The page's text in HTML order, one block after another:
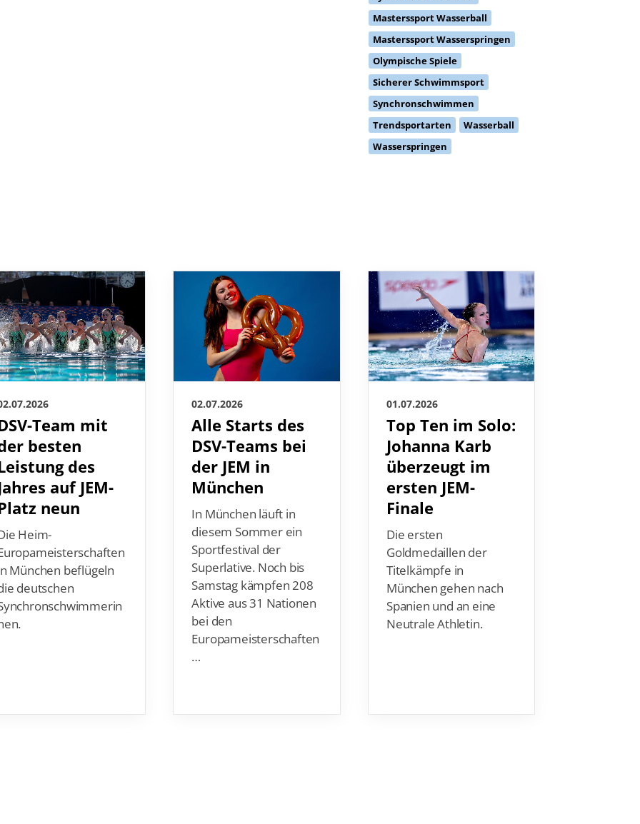
Masterssport Wasserball
Masterssport Wasserspringen
Olympische Spiele
Sicherer Schwimmsport
Synchronschwimmen
Trendsportarten
Wasserball
Wasserspringen
Team mit
besten
des
auf JEM-
neun
Heim-
München beflügeln
deutschen
02.07.2026
Alle Starts des
DSV-Teams bei
der JEM in
München
In München läuft in
diesem Sommer ein
Sportfestival der
Superlative. Noch bis
Samstag kämpfen 208
Aktive aus 31 Nationen
bei den
Europameisterschaften
…
01.07.2026
Top Ten im Solo:
Johanna Karb
überzeugt im
ersten JEM-
Finale
Die ersten
Goldmedaillen der
Titelkämpfe in
München gehen nach
Spanien und an eine
Neutrale Athletin.